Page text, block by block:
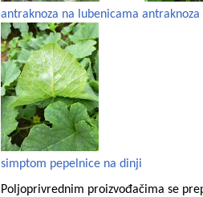
antraknoza na lubenicama
simptom pepelnice na dinji
Poljoprivrednim proizvođačima se